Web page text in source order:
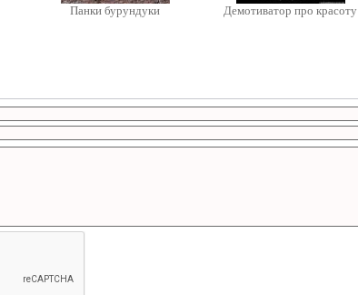
Панки бурундуки Демотиватор про красоту